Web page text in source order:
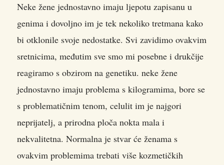
Neke žene jednostavno imaju ljepotu zapisanu u
genima i dovoljno im je tek nekoliko tretmana kako
bi otklonile svoje nedostatke. Svi zavidimo ovakvim
sretnicima, međutim sve smo mi posebne i drukčije
reagiramo s obzirom na genetiku. neke žene
jednostavno imaju problema s kilogramima, bore se
s problematičnim tenom, celulit im je najgori
neprijatelj, a prirodna ploča nokta mala i
nekvalitetna. Normalna je stvar će ženama s
ovakvim problemima trebati više kozmetičkih